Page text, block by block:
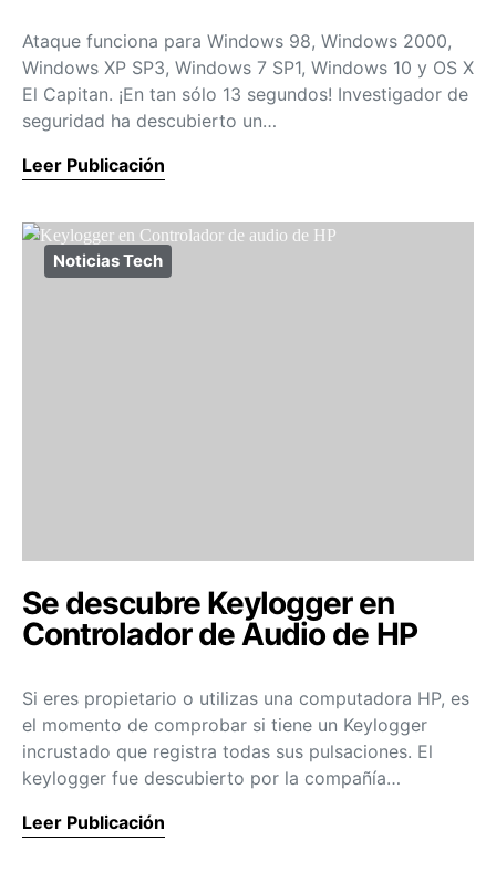
Ataque funciona para Windows 98, Windows 2000,
Windows XP SP3, Windows 7 SP1, Windows 10 y OS X
El Capitan. ¡En tan sólo 13 segundos! Investigador de
seguridad ha descubierto un…
Leer Publicación
Noticias Tech
Se descubre Keylogger en
Controlador de Audio de HP
Si eres propietario o utilizas una computadora HP, es
el momento de comprobar si tiene un Keylogger
incrustado que registra todas sus pulsaciones. El
keylogger fue descubierto por la compañía…
Leer Publicación